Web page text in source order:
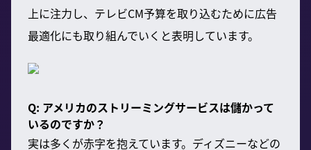
上に注力し、テレビCM予算を取り込むために広告
最適化にも取り組んでいくと表明しています。
Q: アメリカのストリーミングサービスは儲かって
いるのですか？
実は多くが赤字を抱えています。ディズニーなどの